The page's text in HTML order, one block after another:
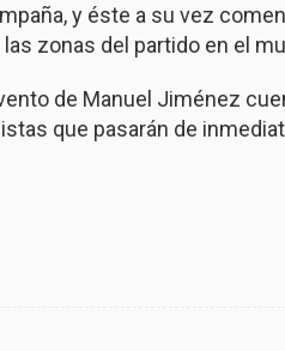
y éste a su vez
zonas del partido en el
de Manuel Jiménez
que pasarán de